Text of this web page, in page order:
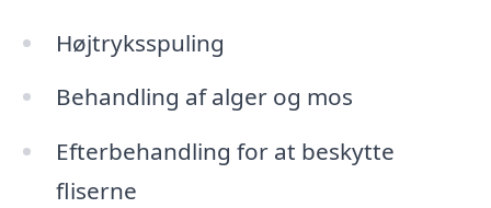
Højtryksspuling
Behandling af alger og mos
Efterbehandling for at beskytte
fliserne